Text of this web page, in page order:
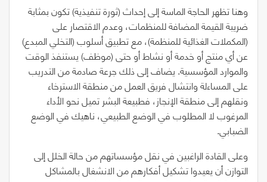
وهنا تظهر الحاجة الماسة إلى إحداث(ثورة تنفيذية)تكون بمثابة
ضريبة القيمة المضافة للمنظمات، وعدم الاقتصار على
(المكملات الغذائية للمنظمة)، مع تطبيق أسلوب(التخلي المبدع)
عن أي منتج أو خدمة أو نشاط أو حتى(موظف)يستنفذ الوقت
والموارد المؤسسية. يضاف إلى ذلك جرعة صادمة من التدريب
على المساءلة وانتشال فريق العمل من منطقة الاسترخاء
ونقلهم إلى منطقة الإنجاز، فطبيعة البشر تميل نحو الأداء
المرغوب لا المطلوب في الوضع الطبيعي، ناهيك في الوضع
الضبابي.
وعلى القادة الراغبين في نقل مؤسساتهم من حالة الخلل إلى
التوازن أن يعيدوا تشكيل أفكارهم من الانشغال بالمشاكل